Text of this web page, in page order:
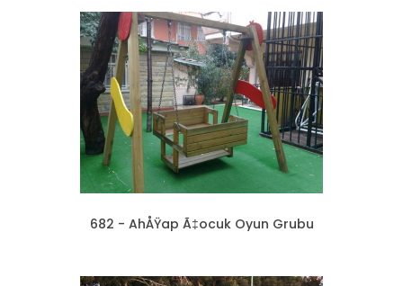
682 - AhÅŸap Ã‡ocuk Oyun Grubu